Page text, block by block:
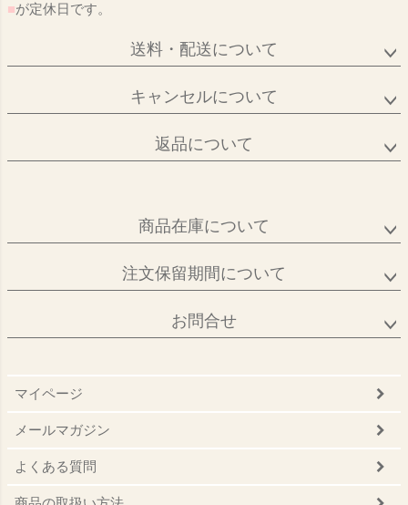
■が定休日です。
送料・配送について
キャンセルについて
返品について
商品在庫について
注文保留期間について
お問合せ
マイページ
メールマガジン
よくある質問